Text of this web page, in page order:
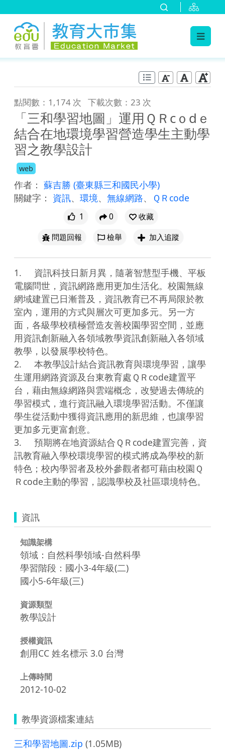
點閱數：1,174 次 下載次數：23 次
「三和學習地圖」運用ＱＲcｏdｅ
結合在地環境學習營造學生主動學
習之教學設計
web
作者： 蘇吉勝 (臺東縣三和國民小學)
關鍵字： 資訊、 環境、 無線網路、 ＱＲcode
1 0
收藏
問題回報
檢舉 加入追蹤
1.	資訊科技日新月異，隨著智慧型手機、平板
電腦問世，資訊網路應用更加生活化。校園無線
網域建置已日漸普及，資訊教育已不再局限於教
室內，運用的方式與層次可更加多元。另一方
面，各級學校積極營造友善校園學習空間，並應
用資訊創新融入各領域教學資訊創新融入各領域
教學，以發展學校特色。
2.	本教學設計結合資訊教育與環境學習，讓學
生運用網路資源及台東教育處ＱＲcode建置平
台，藉由無線網路與雲端概念，改變過去傳統的
學習模式，進行資訊融入環境學習活動。不僅讓
學生從活動中獲得資訊應用的新思維，也讓學習
更加多元更富創意。
3.	預期將在地資源結合ＱＲcode建置完善，資
訊教育融入學校環境學習的模式將成為學校的新
特色；校內學習者及校外參觀者都可藉由校園Ｑ
資訊
知識架構
領域：自然科學領域-自然科學
學習階段：國小3-4年級(二)
國小5-6年級(三)
資源類型
教學設計
授權資訊
創用CC 姓名標示 3.0 台灣
上傳時間
2012-10-02
教學資源檔案連結
三和學習地圖.zip (1.05MB)